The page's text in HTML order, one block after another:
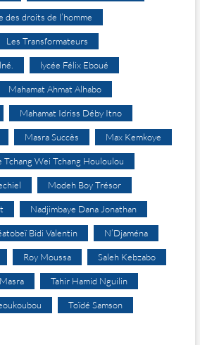
des droits de l’homme
Les Transformateurs
lycée Félix Eboué
Mahamat Ahmat Alhabo
Mahamat Idriss Déby Itno
Masra Succès Max Kemkoye
Tchang Wei Tchang Houloulou
Modeh Boy Trésor
Nadjimbaye Dana Jonathan
Bidi Valentin N’Djaména
Roy Moussa Saleh Kebzabo
Tahir Hamid Nguilin
Toïdé Samson